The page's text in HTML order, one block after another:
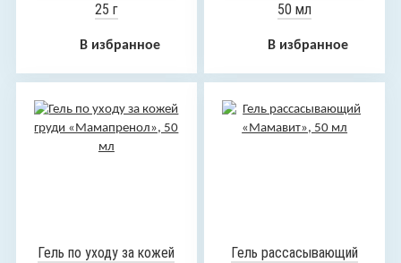
25 г
В избранное
50 мл
В избранное
Гель по уходу за кожей
Гель рассасывающий